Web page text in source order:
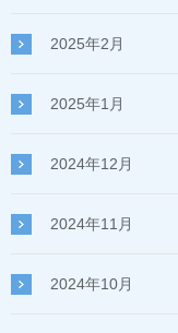
2025年2月
2025年1月
2024年12月
2024年11月
2024年10月